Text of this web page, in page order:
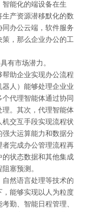
能化的端设备在生
产资源潜移默化的数
办公云端，软件服务
，那么企业办公的工
有市场潜力。
助企业实现办公流程
人）能够处理企业业
代理智能体通过协同
。其次，代理智能体
交互手段实现流程状
大运算能力和数据分
完成办公管理流程再
状态数据和其他集成
塞预测。
然语言处理等技术的
能够实现以人为粒度
勤、智能日程管理、